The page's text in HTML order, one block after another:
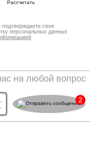
свое
персональных данных
на любой вопрос
2